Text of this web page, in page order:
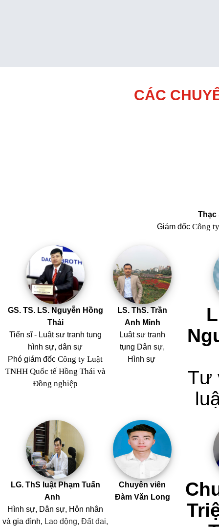
CÁC
Thạc
Giám đốc Công
GS. TS. LS. Nguyễn Hồng
Thái
Tiến sĩ - Luật sư tranh tụng
hình sự, dân sự
Phó giám đốc Công ty Luật
TNHH Quốc tế Hồng Thái và
Đồng nghiệp
LS. ThS. Trần
Anh Minh
Luật sư tranh
tụng Dân sự,
Hình sự
Tư
LG. ThS luật Phạm Tuấn
Anh
Hình sự, Dân sự, Hôn nhân
và gia đình, Lao động, Đất đai,
Chuyên viên
Đàm Văn Long